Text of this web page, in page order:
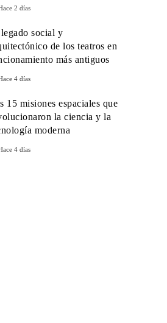
2 días
social y
de los teatros en
más antiguos
4 días
15 misiones espaciales que
la ciencia y la
moderna
4 días